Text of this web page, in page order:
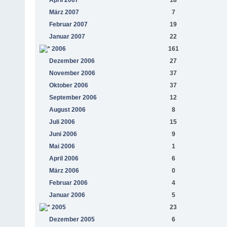
März 2007
7
Februar 2007
19
Januar 2007
22
2006
161
Dezember 2006
27
November 2006
37
Oktober 2006
37
September 2006
12
August 2006
8
Juli 2006
15
Juni 2006
9
Mai 2006
1
April 2006
6
März 2006
0
Februar 2006
4
Januar 2006
5
2005
23
Dezember 2005
6